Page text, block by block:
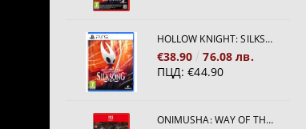
HOLLOW KNIGHT: SILKSONG [PS5]
€38.90
76.08 лв.
ПЦД: €44.90
ONIMUSHA: WAY OF THE SWORD [NINTENDO SWITCH 2]